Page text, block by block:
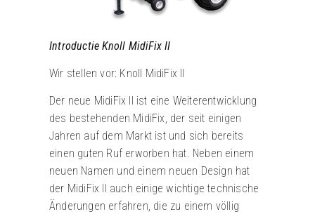
Introductie Knoll MidiFix II
Wir stellen vor: Knoll MidiFix II
Der neue MidiFix II ist eine Weiterentwicklung
des bestehenden MidiFix, der seit einigen
Jahren auf dem Markt ist und sich bereits
einen guten Ruf erworben hat. Neben einem
neuen Namen und einem neuen Design hat
der MidiFix II auch einige wichtige technische
Änderungen erfahren, die zu einem völlig